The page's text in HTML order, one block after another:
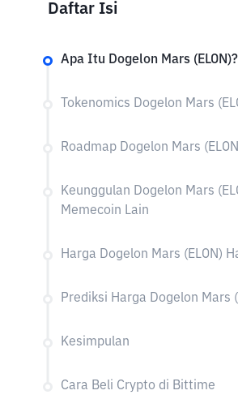
Daftar Isi
Apa Itu Dogelon Mars (ELON)?
Tokenomics Dogelon Mars
Roadmap Dogelon Mars
Keunggulan Dogelon Mars
Memecoin Lain
Harga Dogelon Mars (ELON)
Prediksi Harga Dogelon Mars
Kesimpulan
Cara Beli Crypto di Bittime